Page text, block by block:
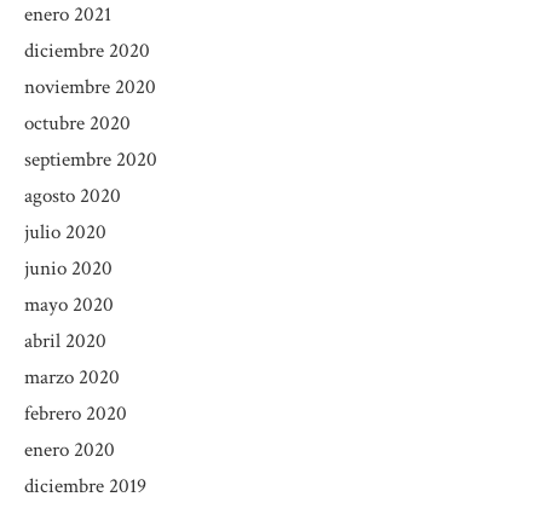
enero 2021
diciembre 2020
noviembre 2020
octubre 2020
septiembre 2020
agosto 2020
julio 2020
junio 2020
mayo 2020
abril 2020
marzo 2020
febrero 2020
enero 2020
diciembre 2019